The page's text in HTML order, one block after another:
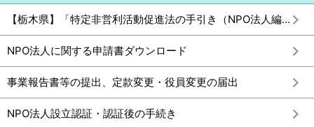
【栃木県】「特定非営利活動促進法の手引き（NPO法人編）」発行のお知らせ
NPO法人に関する申請書ダウンロード
事業報告書等の提出、定款変更・役員変更の届出
NPO法人設立認証・認証後の手続き